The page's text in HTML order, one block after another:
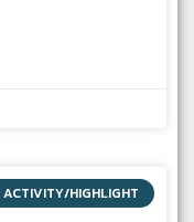
ACTIVITY/HIGHLIGHT